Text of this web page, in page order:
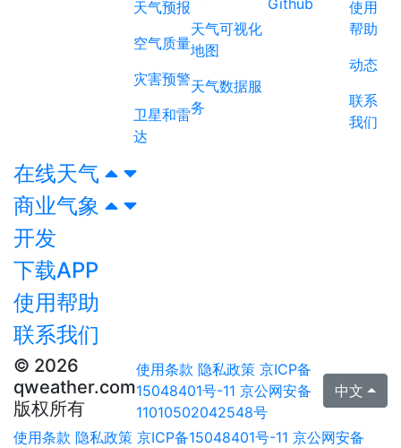
天气预报
空气质量
灾害预警
卫星和雷
达
天气可视化
地图
天气数据服
务
使用
帮助
动态
联系
我们
在线天气
商业气象
开发
下载APP
使用帮助
联系我们
© 2026
qweather.com
版权所有
使用条款 隐私政策 京ICP备
15048401号-11 京公网安备
11010502042548号
中文
使用条款 隐私政策 京ICP备15048401号-11 京公网安备